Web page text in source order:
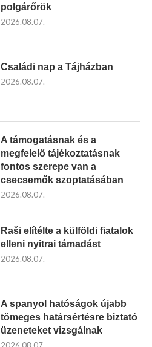
polgárőrök
2026.08.07.
Családi nap a Tájházban
2026.08.07.
A támogatásnak és a
megfelelő tájékoztatásnak
fontos szerepe van a
csecsemők szoptatásában
2026.08.07.
Raši elítélte a külföldi fiatalok
elleni nyitrai támadást
2026.08.07.
A spanyol hatóságok újabb
tömeges határsértésre biztató
üzeneteket vizsgálnak